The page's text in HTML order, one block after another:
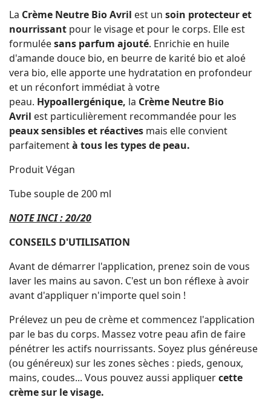
La Crème Neutre Bio Avril est un soin protecteur et
nourrissant pour le visage et pour le corps. Elle est
formuléesans parfum ajouté. Enrichie en huile
d'amande douce bio, en beurre de karité bio et aloé
vera bio, elle apporte une hydratation en profondeur
et un réconfort immédiat à votre
peau. Hypoallergénique, la Crème Neutre Bio
Avril est particulièrement recommandée pour les
peaux sensibles et réactives mais elle convient
parfaitementà tous les types de peau.
Produit Végan
Tube souple de 200 ml
NOTE INCI : 20/20
CONSEILS D'UTILISATION
Avant de démarrer l'application, prenez soin de vous
laver les mains au savon. C'est un bon réflexe à avoir
avant d'appliquer n'importe quel soin !
Prélevez un peu de crème et commencez l'application
par le bas du corps. Massez votre peau afin de faire
pénétrer les actifs nourrissants. Soyez plus généreuse
(ou généreux) sur les zones sèches : pieds, genoux,
mains, coudes... Vous pouvez aussi appliquercette
crème sur le visage.